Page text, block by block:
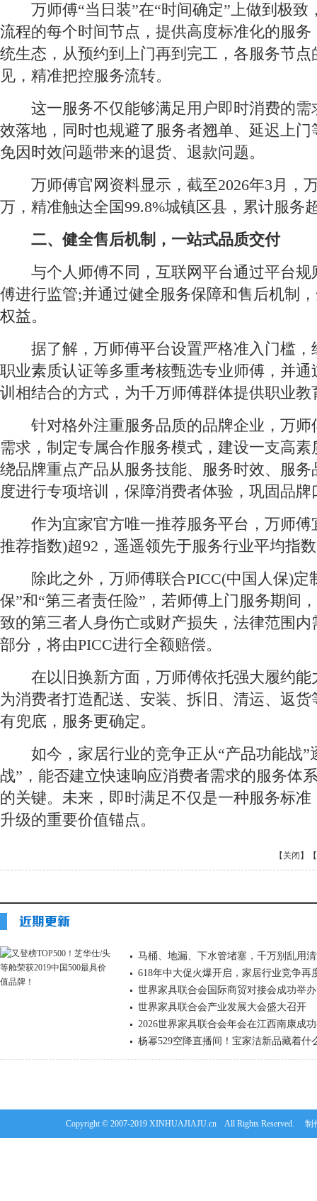
万师傅“当日装”在“时间确定”上做到极致
流程的每个时间节点，提供高度标准化的服务
统生态，从预约到上门再到完工，各服务节
见，精准把控服务流转。
这一服务不仅能够满足用户即时消费的需
效落地，同时也规避了服务者翘单、延迟上
免因时效问题带来的退货、退款问题。
万师傅官网资料显示，截至2026年3月，
万，精准触达全国99.8%城镇区县，累计服务
二、健全售后机制，一站式品质交付
与个人师傅不同，互联网平台通过平台规
傅进行监管;并通过健全服务保障和售后机制
权益。
据了解，万师傅平台设置严格准入门槛，
职业素质认证等多重考核甄选专业师傅，并
训相结合的方式，为千万师傅群体提供职业教
针对格外注重服务品质的品牌企业，万师
需求，制定专属合作服务模式，建设一支高
绕品牌重点产品从服务技能、服务时效、服
度进行专项培训，保障消费者体验，巩固品牌
作为宜家官方唯一推荐服务平台，万师傅
推荐指数)超92，遥遥领先于服务行业平均指
除此之外，万师傅联合PICC(中国人保)定
保”和“第三者责任险”，若师傅上门服务期间
致的第三者人身伤亡或财产损失，法律范围
部分，将由PICC进行全额赔偿。
在以旧换新方面，万师傅依托强大履约能
为消费者打造配送、安装、拆旧、清运、返
有兜底，服务更确定。
如今，家居行业的竞争正从“产品功能战”
战”，能否建立快速响应消费者需求的服务体
的关键。未来，即时满足不仅是一种服务标
升级的重要价值锚点。
【关闭】
马桶、地漏、下水管堵塞，千万别乱用
618年中大促火爆开启，家居行业竞争再
世界家具联合会国际商贸对接会成功举办
世界家具联合会产业发展大会盛大召开
2026世界家具联合会年会在江西南康成
杨幂529空降直播间！宝家洁新品藏着什
Copyright © 2007-2019 XINHUAJIAJU.cn All Rights Reserved.